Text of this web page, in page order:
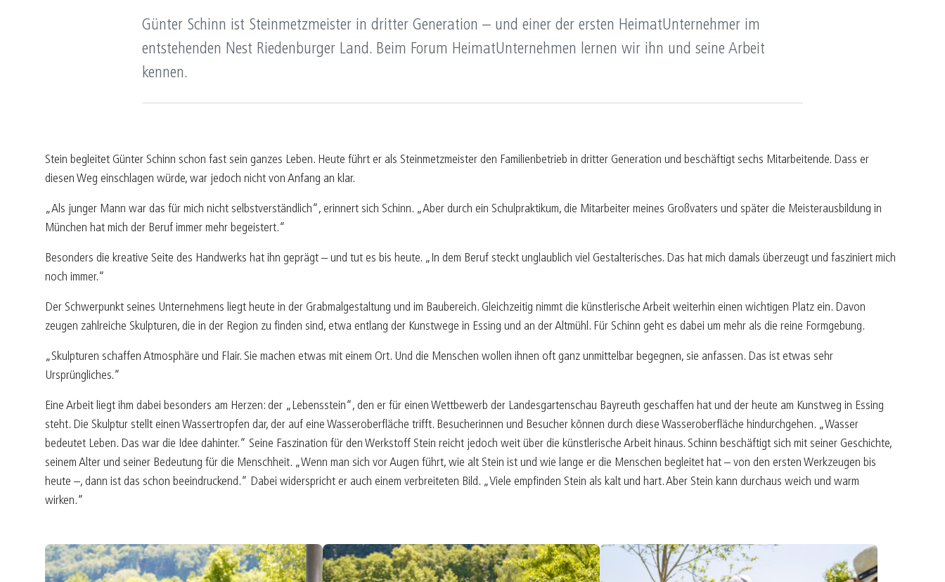
Günter Schinn ist Steinmetzmeister in dritter Generation – und einer der ersten HeimatUnternehmer im
entstehenden Nest Riedenburger Land. Beim Forum HeimatUnternehmen lernen wir ihn und seine Arbeit
kennen.
Stein begleitet Günter Schinn schon fast sein ganzes Leben. Heute führt er als Steinmetzmeister den Familienbetrieb in dritter Generation und beschäftigt sechs Mitarbeitende. Dass er
diesen Weg einschlagen würde, war jedoch nicht von Anfang an klar.
„Als junger Mann war das für mich nicht selbstverständlich“, erinnert sich Schinn. „Aber durch ein Schulpraktikum, die Mitarbeiter meines Großvaters und später die Meisterausbildung in
München hat mich der Beruf immer mehr begeistert.“
Besonders die kreative Seite des Handwerks hat ihn geprägt – und tut es bis heute. „In dem Beruf steckt unglaublich viel Gestalterisches. Das hat mich damals überzeugt und fasziniert mich
noch immer.“
Der Schwerpunkt seines Unternehmens liegt heute in der Grabmalgestaltung und im Baubereich. Gleichzeitig nimmt die künstlerische Arbeit weiterhin einen wichtigen Platz ein. Davon
zeugen zahlreiche Skulpturen, die in der Region zu finden sind, etwa entlang der Kunstwege in Essing und an der Altmühl. Für Schinn geht es dabei um mehr als die reine Formgebung.
„Skulpturen schaffen Atmosphäre und Flair. Sie machen etwas mit einem Ort. Und die Menschen wollen ihnen oft ganz unmittelbar begegnen, sie anfassen. Das ist etwas sehr
Ursprüngliches.“
Eine Arbeit liegt ihm dabei besonders am Herzen: der „Lebensstein“, den er für einen Wettbewerb der Landesgartenschau Bayreuth geschaffen hat und der heute am Kunstweg in Essing
steht. Die Skulptur stellt einen Wassertropfen dar, der auf eine Wasseroberfläche trifft. Besucherinnen und Besucher können durch diese Wasseroberfläche hindurchgehen. „Wasser
bedeutet Leben. Das war die Idee dahinter.“ Seine Faszination für den Werkstoff Stein reicht jedoch weit über die künstlerische Arbeit hinaus. Schinn beschäftigt sich mit seiner Geschichte,
seinem Alter und seiner Bedeutung für die Menschheit. „Wenn man sich vor Augen führt, wie alt Stein ist und wie lange er die Menschen begleitet hat – von den ersten Werkzeugen bis
heute –, dann ist das schon beeindruckend.“ Dabei widerspricht er auch einem verbreiteten Bild. „Viele empfinden Stein als kalt und hart. Aber Stein kann durchaus weich und warm
wirken.“